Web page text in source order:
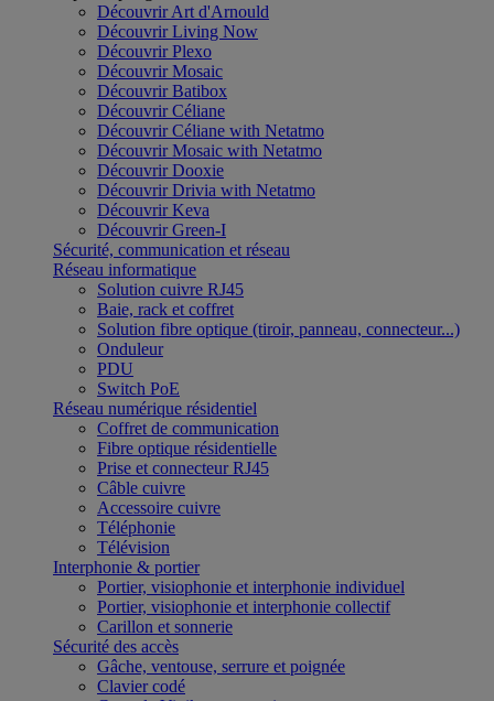
Découvrir Art d'Arnould
Découvrir Living Now
Découvrir Plexo
Découvrir Mosaic
Découvrir Batibox
Découvrir Céliane
Découvrir Céliane with Netatmo
Découvrir Mosaic with Netatmo
Découvrir Dooxie
Découvrir Drivia with Netatmo
Découvrir Keva
Découvrir Green-I
Sécurité, communication et réseau
Réseau informatique
Solution cuivre RJ45
Baie, rack et coffret
Solution fibre optique (tiroir, panneau, connecteur...)
Onduleur
PDU
Switch PoE
Réseau numérique résidentiel
Coffret de communication
Fibre optique résidentielle
Prise et connecteur RJ45
Câble cuivre
Accessoire cuivre
Téléphonie
Télévision
Interphonie & portier
Portier, visiophonie et interphonie individuel
Portier, visiophonie et interphonie collectif
Carillon et sonnerie
Sécurité des accès
Gâche, ventouse, serrure et poignée
Clavier codé